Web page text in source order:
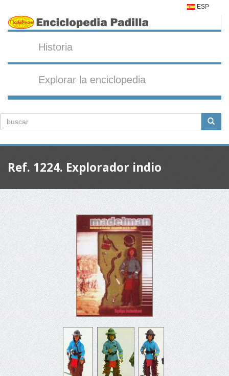
ESP
Historia
Explorar la enciclopedia
Ref. 1224. Explorador indio